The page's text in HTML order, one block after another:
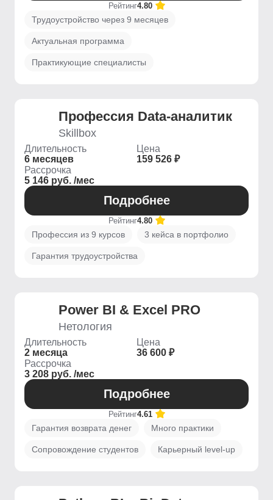
Рейтинг4.80
Трудоустройство через 9 месяцев
Актуальная программа
Практикующие специалисты
Профессия Data-аналитик
Skillbox
Длительность
6 месяцев
Цена
159 526 ₽
Рассрочка
5 146 руб. /мес
Подробнее
Рейтинг4.80
Профессия из 9 курсов 3 кейса в портфолио
Гарантия трудоустройства
Power BI & Excel PRO
Нетология
Длительность
2 месяца
Цена
36 600 ₽
Рассрочка
3 208 руб. /мес
Подробнее
Рейтинг4.61
Гарантия возврата денег Много практики
Сопровождение студентов Карьерный level-up